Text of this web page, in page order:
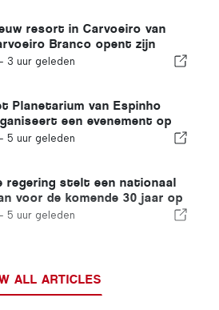
resort in Carvoeiro van
Branco opent zijn
3 uur geleden
Planetarium van Espinho
een evenement op
da Baía tijdens de
5 uur geleden
regering stelt een nationaal
voor de komende 30 jaar op
de weerbaarheid van
5 uur geleden
ALL ARTICLES